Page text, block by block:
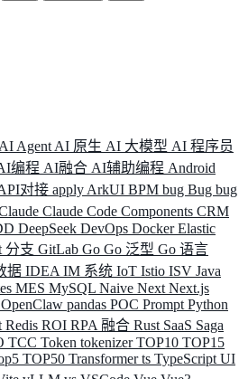
AgentAI 原生 AI 大模型 AI 程序员
编程 AI融合 AI辅助编程 Android
对接 applyArkUI BPM bug Bug bug
Claude Code Components CRM
DeepSeek DevOps DockerElastic
分支 GitLab Go Go 泛型 Go 语言
据 IDEAIM 系统 IoT Istio ISV Java
MES MySQL Naive NextNext.js
OpenClaw pandas POC PromptPython
Redis ROI RPA 融合 Rust SaaS Saga
TCC Token tokenizerTOP10 TOP15
TOP50 Transformerts TypeScriptUI